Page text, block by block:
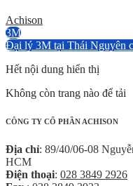
Achison
3M
Đại lý 3M tại Thái Nguyên
Hết nội dung hiển thị
Không còn trang nào để tải
CÔNG TY CỔ PHẦN ACHISON
Địa chỉ: 89/40/06-08
HCM
Điện thoại: 028 3849 2926